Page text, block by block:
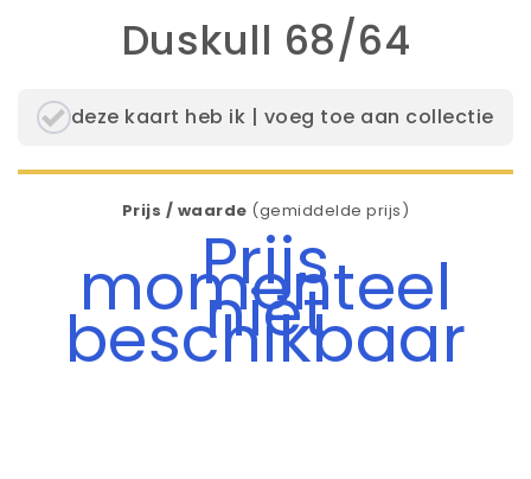
Duskull 68/64
deze kaart heb ik | voeg toe aan collectie
Prijs / waarde (gemiddelde prijs)
Prijs
momenteel
niet
beschikbaar